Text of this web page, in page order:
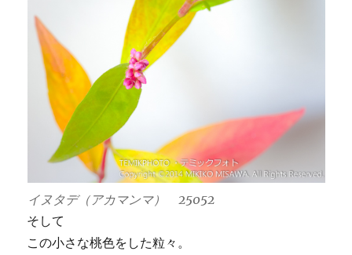
イヌタデ（アカマンマ） 25052
そして
この小さな桃色をした粒々。